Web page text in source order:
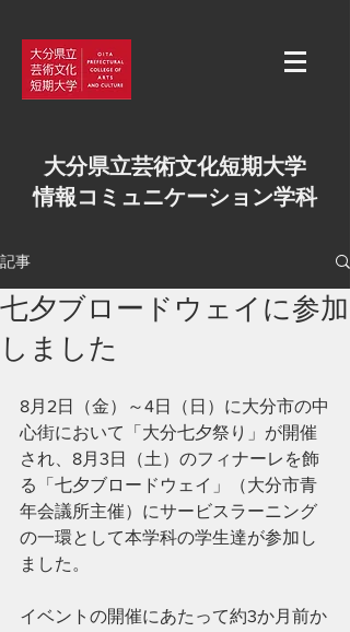
大分県立芸術文化短期大学
情報コミュニケーション学科
記事
七夕ブロードウェイに参加
しました
8月2日（金）～4日（日）に大分市の中
心街において「大分七夕祭り」が開催
され、8月3日（土）のフィナーレを飾
る「七夕ブロードウェイ」（大分市青
年会議所主催）にサービスラーニング
の一環として本学科の学生達が参加し
ました。
イベントの開催にあたって約3か月前か